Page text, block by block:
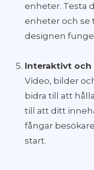
enheter. Testa
enheter och se
designen
Interaktivt och
Video, bilder
bidra till att
till att ditt
fångar
start.